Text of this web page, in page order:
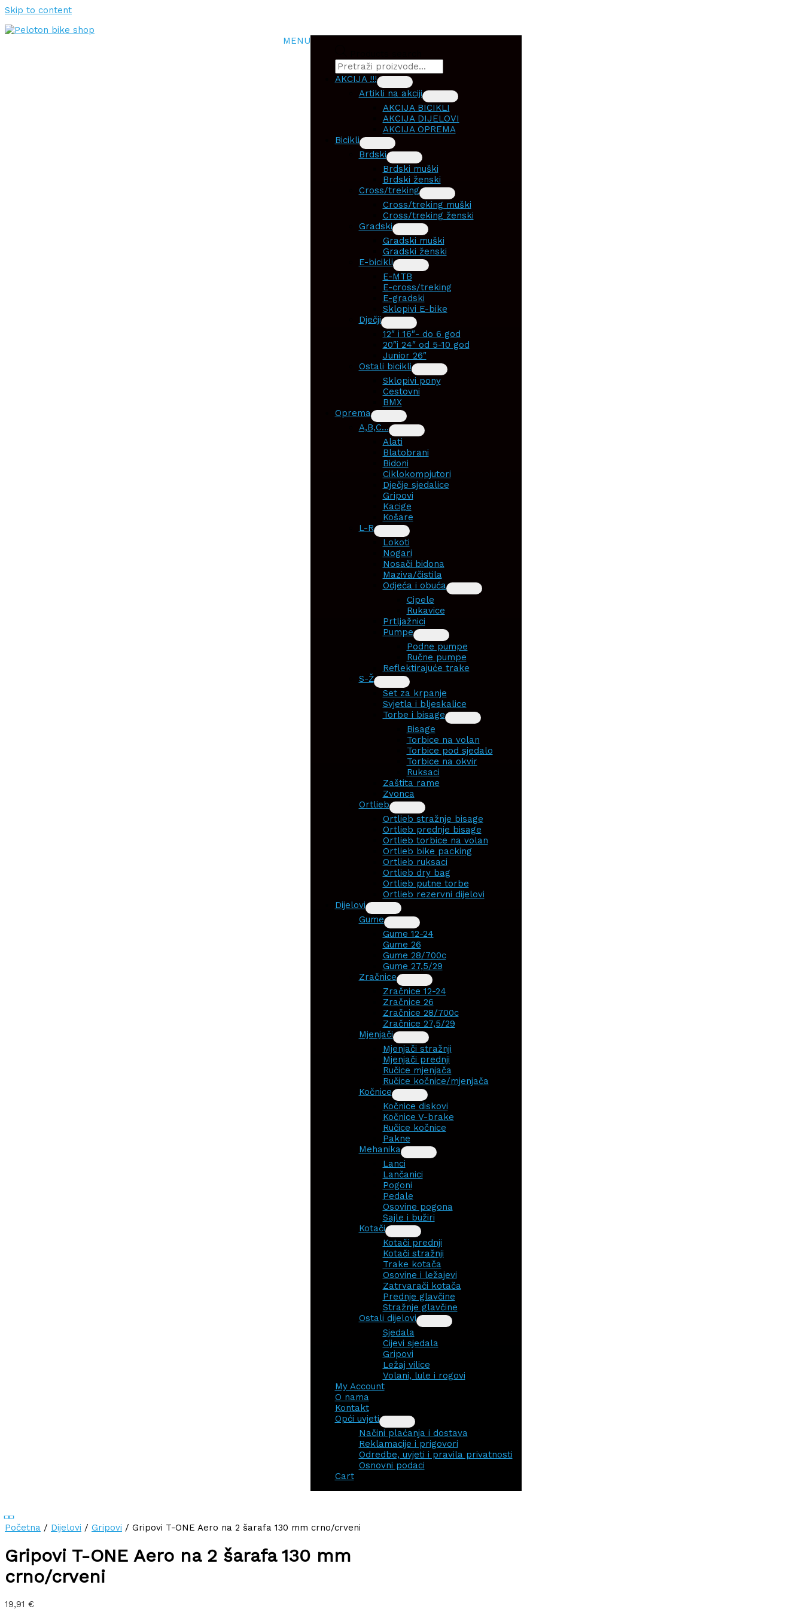
Skip to content
MENU
AKCIJA !!!
Artikli na akciji
AKCIJA BICIKLI
AKCIJA DIJELOVI
AKCIJA OPREMA
Bicikli
Brdski
Brdski muški
Brdski ženski
Cross/treking
Cross/treking muški
Cross/treking ženski
Gradski
Gradski muški
Gradski ženski
E-bicikli
E-MTB
E-cross/treking
E-gradski
Sklopivi E-bike
Dječji
12″ i 16″- do 6 god
20″i 24″ od 5-10 god
Junior 26″
Ostali bicikli
Sklopivi pony
Cestovni
BMX
Oprema
A,B,C…
Alati
Blatobrani
Bidoni
Ciklokompjutori
Dječje sjedalice
Gripovi
Kacige
Košare
L-R
Lokoti
Nogari
Nosači bidona
Maziva/čistila
Odjeća i obuća
Cipele
Rukavice
Prtljažnici
Pumpe
Podne pumpe
Ručne pumpe
Reflektirajuće trake
S-Ž
Set za krpanje
Svjetla i bljeskalice
Torbe i bisage
Bisage
Torbice na volan
Torbice pod sjedalo
Torbice na okvir
Ruksaci
Zaštita rame
Zvonca
Ortlieb
Ortlieb stražnje bisage
Ortlieb prednje bisage
Ortlieb torbice na volan
Ortlieb bike packing
Ortlieb ruksaci
Ortlieb dry bag
Ortlieb putne torbe
Ortlieb rezervni dijelovi
Dijelovi
Gume
Gume 12-24
Gume 26
Gume 28/700c
Gume 27,5/29
Zračnice
Zračnice 12-24
Zračnice 26
Zračnice 28/700c
Zračnice 27,5/29
Mjenjači
Mjenjači stražnji
Mjenjači prednji
Ručice mjenjača
Ručice kočnice/mjenjača
Kočnice
Kočnice diskovi
Kočnice V-brake
Ručice kočnice
Pakne
Mehanika
Lanci
Lančanici
Pogoni
Pedale
Osovine pogona
Sajle i bužiri
Kotači
Kotači prednji
Kotači stražnji
Trake kotača
Osovine i ležajevi
Zatrvarači kotača
Prednje glavčine
Stražnje glavčine
Ostali dijelovi
Sjedala
Cijevi sjedala
Gripovi
Ležaj vilice
Volani, lule i rogovi
My Account
O nama
Kontakt
Opći uvjeti
Načini plaćanja i dostava
Reklamacije i prigovori
Odredbe, uvjeti i pravila privatnosti
Osnovni podaci
Cart
Početna / Dijelovi / Gripovi / Gripovi T-ONE Aero na 2 šarafa 130 mm crno/crveni
Gripovi T-ONE Aero na 2 šarafa 130 mm
crno/crveni
19,91 €